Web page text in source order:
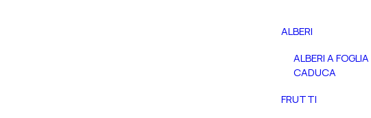
ALBERI
ALBERI A FOGLIA
CADUCA
FRUTTI